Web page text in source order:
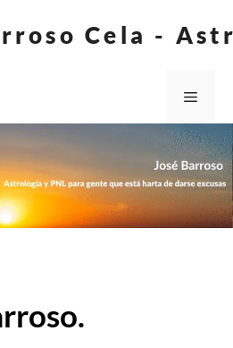
Cela -